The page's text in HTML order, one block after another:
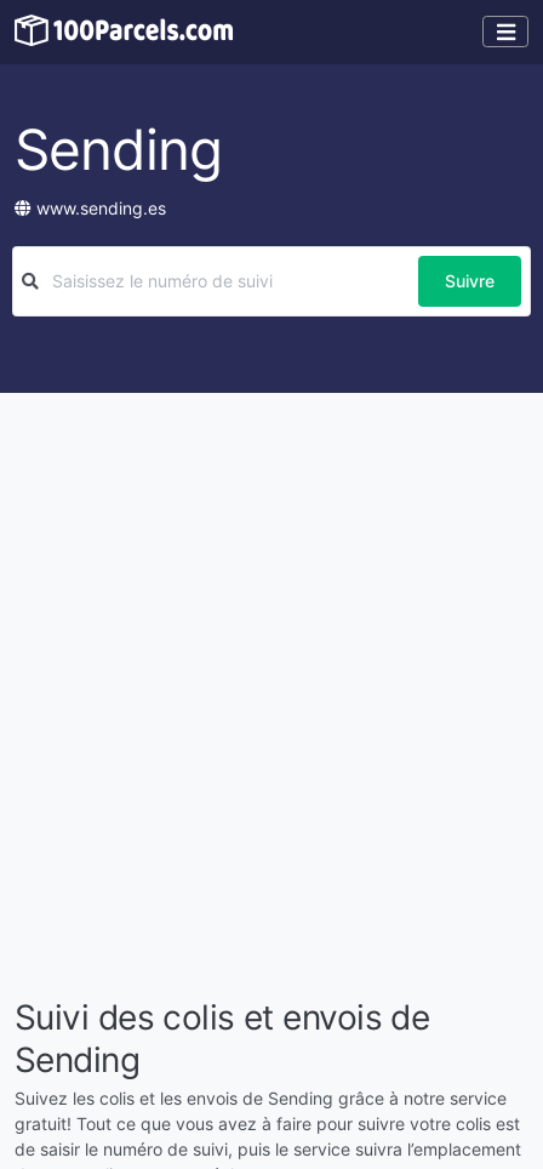
Sending
www.sending.es
Suivre
Suivi des colis et envois de
Sending
Suivez les colis et les envois de Sending grâce à notre service
gratuit! Tout ce que vous avez à faire pour suivre votre colis est
de saisir le numéro de suivi, puis le service suivra l’emplacement